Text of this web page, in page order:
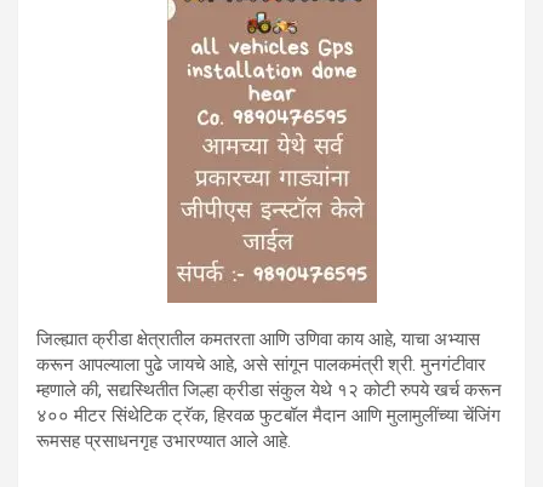
जिल्ह्यात क्रीडा क्षेत्रातील कमतरता आणि उणिवा काय आहे, याचा अभ्यास
करून आपल्याला पुढे जायचे आहे, असे सांगून पालकमंत्री श्री. मुनगंटीवार
म्हणाले की, सद्यस्थितीत जिल्हा क्रीडा संकुल येथे १२ कोटी रुपये खर्च करून
४०० मीटर सिंथेटिक ट्रॅक, हिरवळ फुटबॉल मैदान आणि मुलामुलींच्या चेंजिंग
रूमसह प्रसाधनगृह उभारण्यात आले आहे.